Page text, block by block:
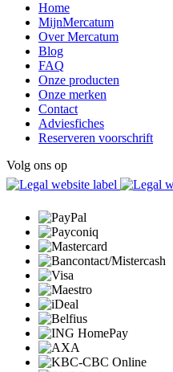
Home
MijnMercatum
Over Mercatum
Blog
FAQ
Onze producten
Onze merken
Contact
Adviesfiches
Reserveren voorschrift
Volg ons op